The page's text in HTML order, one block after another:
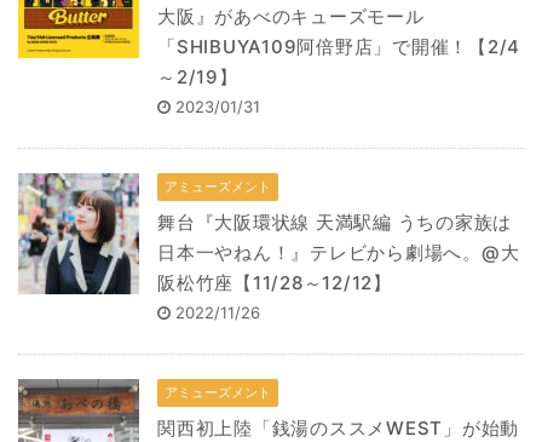
大阪』があべのキューズモール
「SHIBUYA109阿倍野店」で開催！【2/4
～2/19】
2023/01/31
アミューズメント
舞台『大阪環状線 天満駅編 うちの家族は
日本一やねん！』テレビから劇場へ。@大
阪松竹座【11/28～12/12】
2022/11/26
アミューズメント
関西初上陸「銭湯のススメWEST」が始動